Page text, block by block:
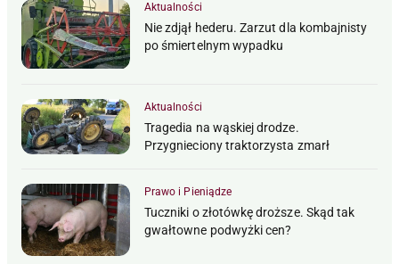
Aktualności
Nie zdjął hederu. Zarzut dla kombajnisty
po śmiertelnym wypadku
Aktualności
Tragedia na wąskiej drodze.
Przygnieciony traktorzysta zmarł
Prawo i Pieniądze
Tuczniki o złotówkę droższe. Skąd tak
gwałtowne podwyżki cen?